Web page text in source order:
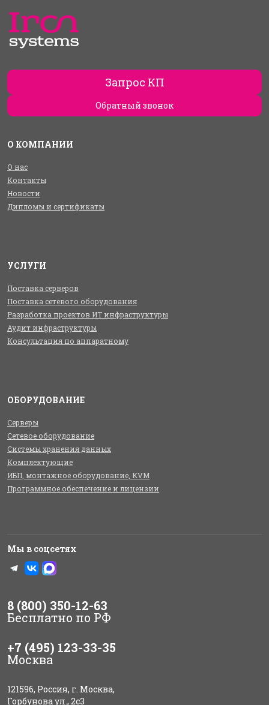
Запрос КП
Обратный звонок
О КОМПАНИИ
О нас
Контакты
Новости
Дипломы и сертификаты
УСЛУГИ
Поставка серверов
Поставка сетевого оборудования
Разработка проектов ИТ инфраструктуры
Аудит инфраструктуры
Консультация по аппаратному
ОБОРУДОВАНИЕ
Серверы
Сетевое оборудование
Системы хранения данных
Комплектующие
ИБП, монтажное оборудование, KVM
Программное обеспечение и лицензии
Мы в соцсетях
8 (800) 350-12-63
Бесплатно по РФ
+7 (495) 123-33-35
Москва
121596, Россия, г. Москва,
Горбунова ул., 2с3